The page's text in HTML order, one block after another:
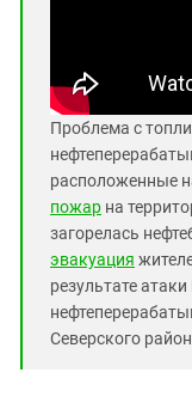
Проблема с
расположенные
пожар на
загорелась
эвакуация
результате
Северского